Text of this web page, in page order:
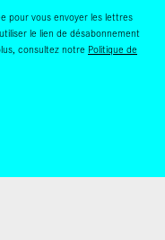
pour vous envoyer les lettres
le lien de désabonnement
consultez notre Politique de